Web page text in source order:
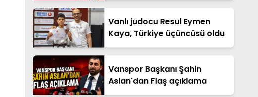
Vanlı judocu Resul Eymen
Kaya, Türkiye üçüncüsü oldu
Vanspor Başkanı Şahin
Aslan'dan Flaş açıklama